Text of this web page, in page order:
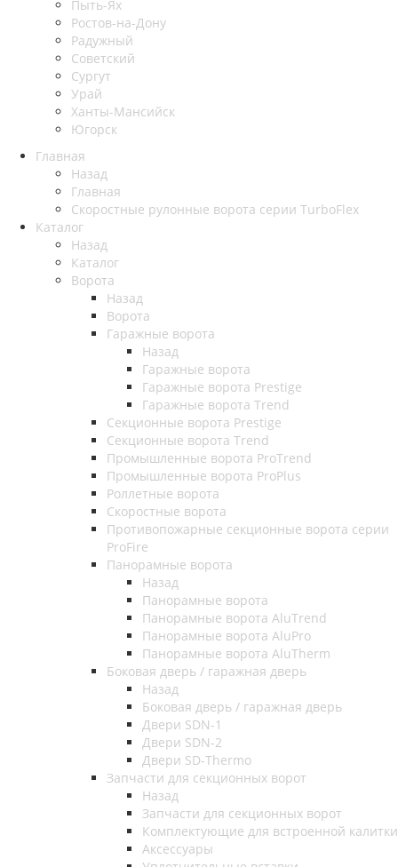
Пыть-Ях
Рoстов-на-Дону
Радужный
Советский
Сургут
Урай
Ханты-Мансийск
Югорск
Главная
Назад
Главная
Скоростные рулонные ворота серии TurboFlex
Каталог
Назад
Каталог
Ворота
Назад
Ворота
Гаражные ворота
Назад
Гаражные ворота
Гаражные ворота Prestige
Гаражные ворота Trend
Секционные ворота Prestige
Секционные ворота Trend
Промышленные ворота ProTrend
Промышленные ворота ProPlus
Роллетные ворота
Скоростные ворота
Противопожарные секционные ворота серии
ProFire
Панорамные ворота
Назад
Панорамные ворота
Панорамные ворота AluTrend
Панорамные ворота AluPro
Панорамные ворота AluTherm
Боковая дверь / гаражная дверь
Назад
Боковая дверь / гаражная дверь
Двери SDN-1
Двери SDN-2
Двери SD-Thermo
Запчасти для секционных ворот
Назад
Запчасти для секционных ворот
Комплектующие для встроенной калитки
Аксессуары